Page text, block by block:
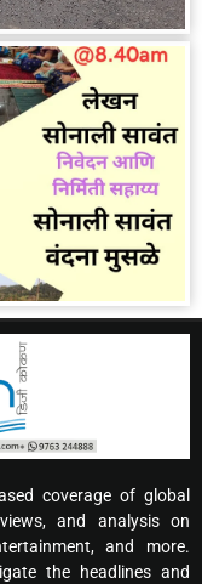
coverage of global
and analysis on
and more.
the headlines and